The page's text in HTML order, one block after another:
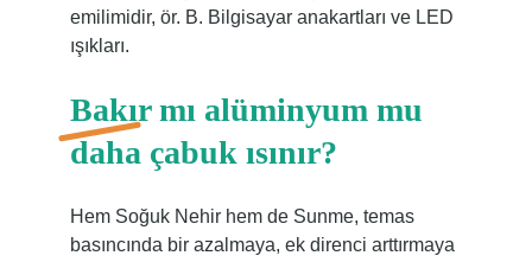
emilimidir, ör. B. Bilgisayar anakartları ve LED
ışıkları.
Bakır mı alüminyum mu
daha çabuk ısınır?
Hem Soğuk Nehir hem de Sunme, temas
basıncında bir azalmaya, ek direnci arttırmaya